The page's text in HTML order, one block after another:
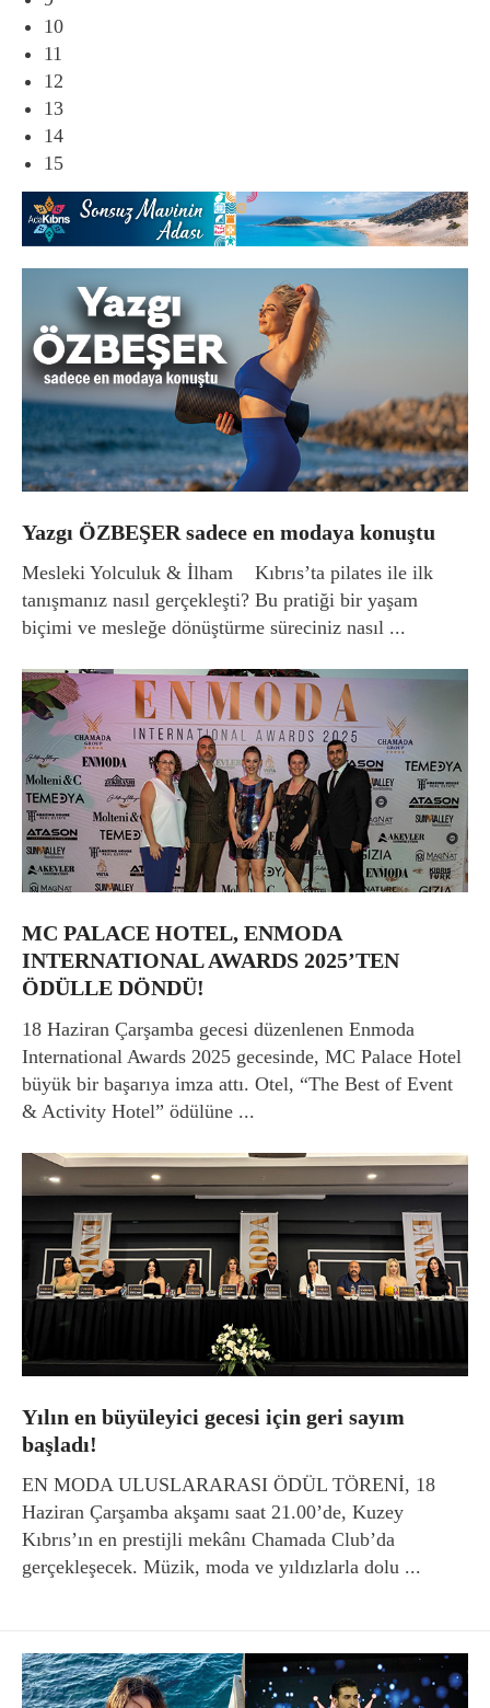
10
11
12
13
14
15
Yazgı ÖZBEŞER sadece en modaya konuştu
Mesleki Yolculuk & İlham Kıbrıs’ta pilates ile ilk
tanışmanız nasıl gerçekleşti? Bu pratiği bir yaşam
biçimi ve mesleğe dönüştürme süreciniz nasıl ...
MC PALACE HOTEL, ENMODA
INTERNATIONAL AWARDS 2025’TEN
ÖDÜLLE DÖNDÜ!
18 Haziran Çarşamba gecesi düzenlenen Enmoda
International Awards 2025 gecesinde, MC Palace Hotel
büyük bir başarıya imza attı. Otel, “The Best of Event
& Activity Hotel” ödülüne ...
Yılın en büyüleyici gecesi için geri sayım
başladı!
EN MODA ULUSLARARASI ÖDÜL TÖRENİ, 18
Haziran Çarşamba akşamı saat 21.00’de, Kuzey
Kıbrıs’ın en prestijli mekânı Chamada Club’da
gerçekleşecek. Müzik, moda ve yıldızlarla dolu ...